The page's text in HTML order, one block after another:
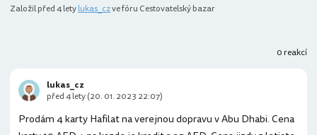
Založilpřed 4 letylukas_czve fóru Cestovatelský bazar
0 reakcí
Prodám 4 karty Hafilat na verejnou dopravu v Abu Dhabi. Cena
lukas_cz
před 4 lety (20. 01. 2023 22:07)